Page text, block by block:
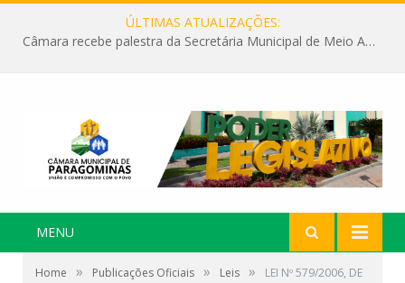
ÚLTIMAS ATUALIZAÇÕES:
Câmara recebe palestra da Secretária Municipal de Meio Ambiente sobre as ações da “SEMANA DO MEIO AMBIENTE”
MENU
Home » Publicações Oficiais » Leis »
LEI Nº 579/2006, DE